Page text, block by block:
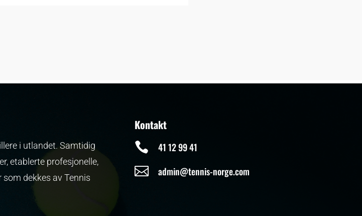
i utlandet. Samtidig
etablerte profesjonelle,
dekkes av Tennis
Kontakt
 41 12 99 41
 admin@tennis-norge.com